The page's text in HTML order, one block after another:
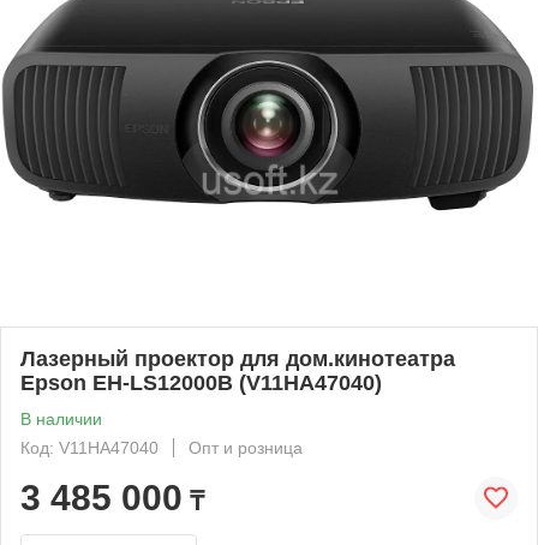
Лазерный проектор для дом.кинотеатра
Epson EH-LS12000B (V11HA47040)
В наличии
Код: V11HA47040
Опт и розница
3 485 000 ₸